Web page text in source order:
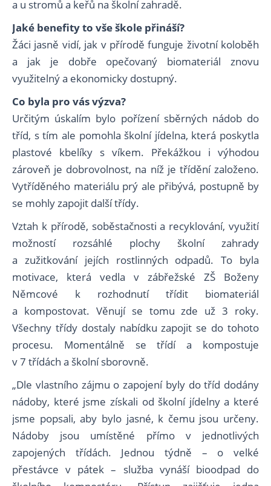
a u stromů a keřů na školní zahradě.
Jaké benefity to vše škole přináší?
Žáci jasně vidí, jak v přírodě funguje životní koloběh
a jak je dobře opečovaný biomateriál znovu
využitelný a ekonomicky dostupný.
Co byla pro vás výzva?
Určitým úskalím bylo pořízení sběrných nádob do
tříd, s tím ale pomohla školní jídelna, která poskytla
plastové kbelíky s víkem. Překážkou i výhodou
zároveň je dobrovolnost, na níž je třídění založeno.
Vytříděného materiálu prý ale přibývá, postupně by
se mohly zapojit další třídy.
Vztah k přírodě, soběstačnosti a recyklování, využití
možností rozsáhlé plochy školní zahrady
a zužitkování jejích rostlinných odpadů. To byla
motivace, která vedla v zábřežské ZŠ Boženy
Němcové k rozhodnutí třídit biomateriál
a kompostovat. Věnují se tomu zde už 3 roky.
Všechny třídy dostaly nabídku zapojit se do tohoto
procesu. Momentálně se třídí a kompostuje
v 7 třídách a školní sborovně.
„Dle vlastního zájmu o zapojení byly do tříd dodány
nádoby, které jsme získali od školní jídelny a které
jsme popsali, aby bylo jasné, k čemu jsou určeny.
Nádoby jsou umístěné přímo v jednotlivých
zapojených třídách. Jednou týdně – o velké
přestávce v pátek – služba vynáší bioodpad do